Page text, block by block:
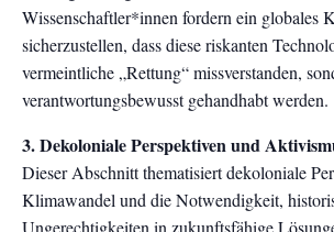
Wissenschaftler*innen fordern ein globales
sicherzustellen, dass diese riskanten
vermeintliche „Rettung“ missverstanden,
verantwortungsbewusst gehandhabt werden.
3. Dekoloniale Perspektiven und
Dieser Abschnitt thematisiert dekoloniale
Klimawandel und die Notwendigkeit,
Ungerechtigkeiten in zukunftsfähige